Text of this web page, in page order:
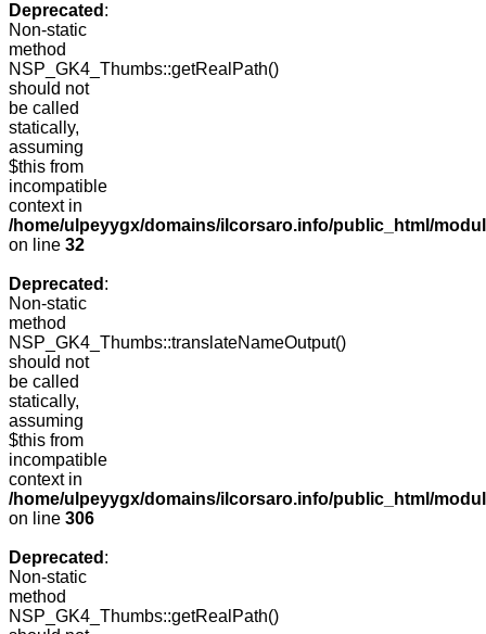
Deprecated :
Non-static
method
NSP_GK4_Thumbs::getRealPath()
should not
be called
statically,
assuming
$this from
incompatible
context in
/home/ulpeyygx/domains/ilcorsaro.info/public_html/
on line 32
Deprecated :
Non-static
method
NSP_GK4_Thumbs::translateNameOutput()
should not
be called
statically,
assuming
$this from
incompatible
context in
/home/ulpeyygx/domains/ilcorsaro.info/public_html/
on line 306
Deprecated :
Non-static
method
NSP_GK4_Thumbs::getRealPath()